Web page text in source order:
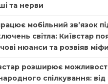
та нерви
мобільний зв’язок
світла: Київстар
нюанси та розвіяв міфи
розширює
спілкування: від